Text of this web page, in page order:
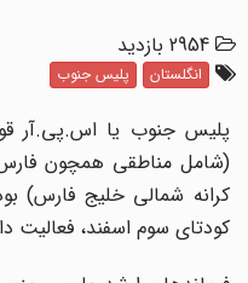
2954 بازدید
انگلستان پلیس جنوب
پلیس جنوب یا اس.پی.آر
(شامل مناطقی همچون فارس،
کرانه شمالی خلیج فارس)
کودتای سوم اسفند، فعالیت